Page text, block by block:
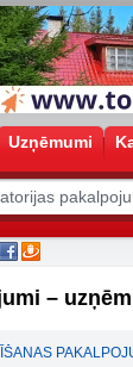
Uzņēmumi
–